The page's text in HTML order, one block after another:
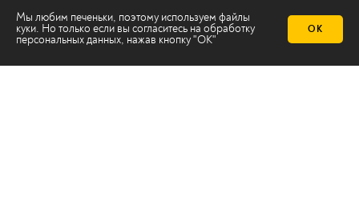
Мы любим печеньки, поэтому используем файлы
куки. Но только если вы согласитесь на обработку
персональных данных, нажав кнопку "ОК"
ОК
Телеканал 2х2